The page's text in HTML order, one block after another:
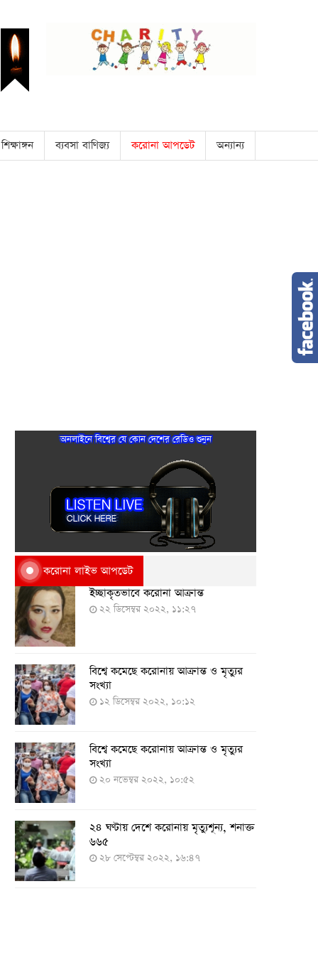
শিক্ষাঙ্গন ব্যবসা বাণিজ্য করোনা আপডেট অন্যান্য
অনলাইনে বিশ্বের যে কোন দেশের রেডিও শুনুন
করোনা লাইভ আপডেট
ইচ্ছাকৃতভাবে করোনা আক্রান্ত
২২ ডিসেম্বর ২০২২, ১১:২৭
বিশ্বে কমেছে করোনায় আক্রান্ত ও মৃত্যুর
সংখ্যা
১২ ডিসেম্বর ২০২২, ১০:১২
বিশ্বে কমেছে করোনায় আক্রান্ত ও মৃত্যুর
সংখ্যা
২০ নভেম্বর ২০২২, ১০:৫২
২৪ ঘণ্টায় দেশে করোনায় মৃত্যুশূন্য, শনাক্ত
৬৬৫
২৮ সেপ্টেম্বর ২০২২, ১৬:৪৭